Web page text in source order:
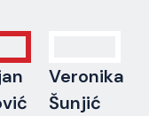
Veronika
Šunjić